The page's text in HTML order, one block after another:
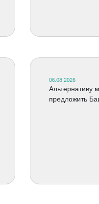
06.08.2026
Альтернативу
предложить